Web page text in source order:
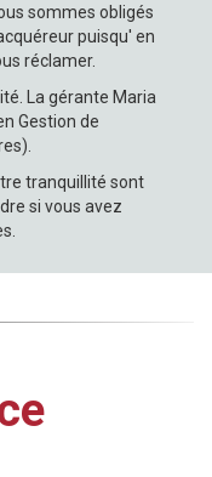
sommes obligés
puisqu' en
réclamer.
La gérante Maria
Gestion de
tranquillité sont
si vous avez